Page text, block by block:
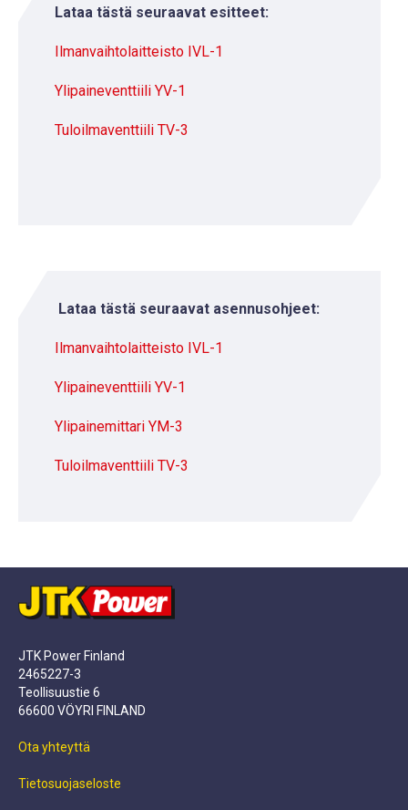
Lataa tästä seuraavat esitteet:
Ilmanvaihtolaitteisto IVL-1
Ylipaineventtiili YV-1
Tuloilmaventtiili TV-3
Lataa tästä seuraavat asennusohjeet:
Ilmanvaihtolaitteisto IVL-1
Ylipaineventtiili YV-1
Ylipainemittari YM-3
Tuloilmaventtiili TV-3
JTK Power Finland
2465227-3
Teollisuustie 6
66600 VÖYRI FINLAND
Ota yhteyttä
Tietosuojaseloste